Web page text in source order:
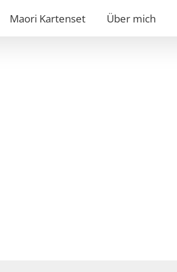
Maori Kartenset Über mich